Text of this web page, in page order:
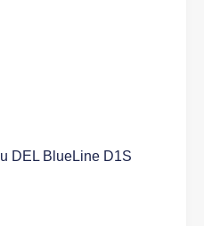
DEL BlueLine D1S